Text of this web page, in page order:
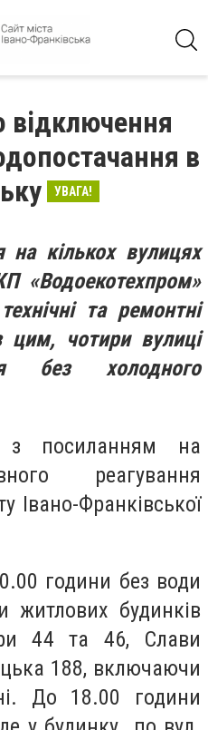
відключення
в
УВАГА!
на кількох вулицях
«Водоекотехпром»
та ремонтні
чотири вулиці
без холодного
з посиланням на
реагування
Івано-Франківської
години без води
житлових будинків
44 та 46, Слави
188, включаючи
До 18.00 години